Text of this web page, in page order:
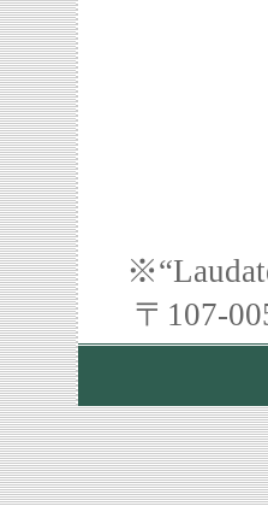
〒107-